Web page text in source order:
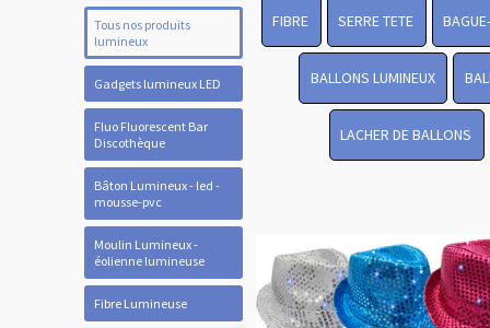
Tous nos produits
lumineux
Gadgets lumineux LED
Fluo Fluorescent Bar
Discothèque
Bâton Lumineux - led -
mousse-pvc
Moulin Lumineux -
éolienne lumineuse
Fibre Lumineuse
FIBRE SERRE TETE
BALLONS LUMINEUX
LACHER DE BALLONS